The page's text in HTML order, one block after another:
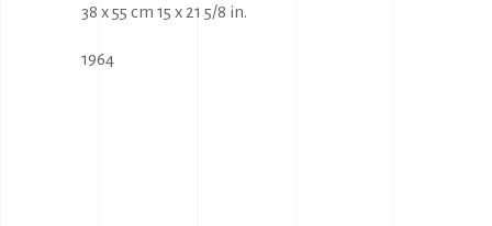
38 x 55 cm 15 x 21 5/8 in.
1964